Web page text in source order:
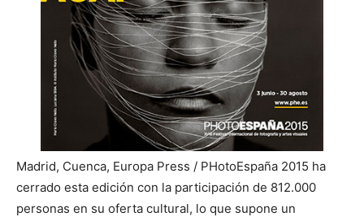
Madrid, Cuenca, Europa Press / PHotoEspaña 2015 ha
cerrado esta edición con la participación de 812.000
personas en su oferta cultural, lo que supone un